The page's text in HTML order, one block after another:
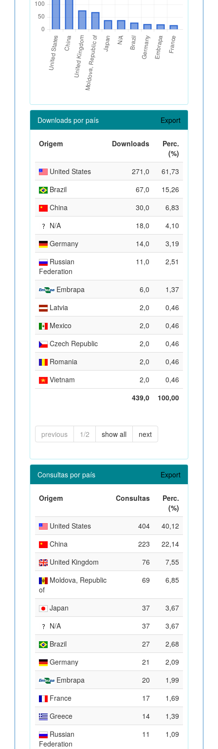
Downloads por país Export
Origem Downloads
Perc.
(%)
United States
271,0
61,73
Brazil
67,0
15,26
China
30,0
6,83
N/A
18,0
4,10
Germany
14,0
3,19
Russian
Federation
11,0 2,51
Embrapa 6,0
1,37
Latvia
2,0
0,46
Mexico
2,0
0,46
Czech Republic
2,0
0,46
Romania
2,0
0,46
Vietnam
2,0
0,46
439,0
100,00
previous 1/2 show all next
Consultas por país Export
Origem Consultas
Perc.
(%)
United States
404
40,12
China
223
22,14
United Kingdom
76
7,55
Moldova, Republic
of
69 6,85
Japan 37
3,67
N/A
37
3,67
Brazil
27
2,68
Germany
21
2,09
Embrapa
20
1,99
France
17
1,69
Greece
14
1,39
Russian
Federation
11 1,09